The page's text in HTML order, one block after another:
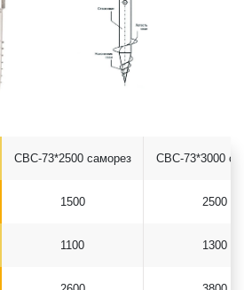
СВС-73*2500 саморез
1500
1100
СВС-73*3000
2500
1300